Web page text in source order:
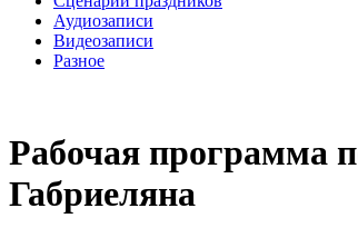
Аудиозаписи
Видеозаписи
Разное
Рабочая программа
Габриеляна